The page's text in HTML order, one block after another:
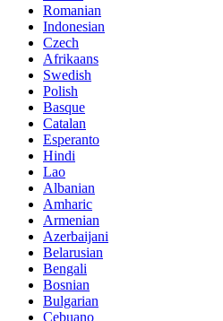
Romanian
Indonesian
Czech
Afrikaans
Swedish
Polish
Basque
Catalan
Esperanto
Hindi
Lao
Albanian
Amharic
Armenian
Azerbaijani
Belarusian
Bengali
Bosnian
Bulgarian
Cebuano